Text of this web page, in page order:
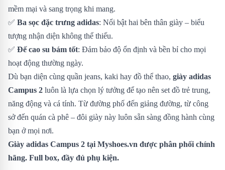
mềm mại và sang trọng khi mang.
✅ Ba sọc đặc trưng adidas: Nổi bật hai bên thân giày – biểu
tượng nhận diện không thể thiếu.
✅ Đế cao su bám tốt: Đảm bảo độ ổn định và bền bỉ cho mọi
hoạt động thường ngày.
Dù bạn diện cùng quần jeans, kaki hay đồ thể thao, giày adidas
Campus 2 luôn là lựa chọn lý tưởng để tạo nên set đồ trẻ trung,
năng động và cá tính. Từ đường phố đến giảng đường, từ công
sở đến quán cà phê – đôi giày này luôn sẵn sàng đồng hành cùng
bạn ở mọi nơi.
Giày adidas Campus 2 tại Myshoes.vn được phân phối chính
hãng. Full box, đầy đủ phụ kiện.